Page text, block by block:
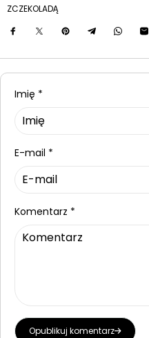
ZCZEKOLADĄ
Imię *
E-mail *
Komentarz *
Opublikuj komentarz